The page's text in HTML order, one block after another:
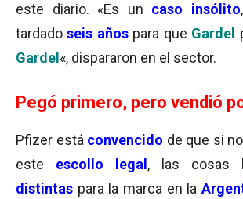
este diario. «Es un caso insólito
tardadoseis añospara que Gardel
Gardel «, dispararon en el sector.
Pegó primero, pero vendió
Pfizer está convencido de que si
este escollo legal , las cosas
distintas para la marca en la